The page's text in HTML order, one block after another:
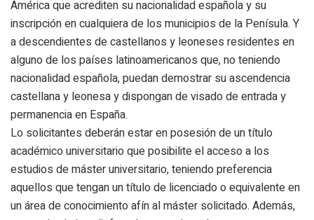
América que acrediten su nacionalidad española y su
inscripción en cualquiera de los municipios de la Penísula. Y
a descendientes de castellanos y leoneses residentes en
alguno de los países latinoamericanos que, no teniendo
nacionalidad española, puedan demostrar su ascendencia
castellana y leonesa y dispongan de visado de entrada y
permanencia en España.
Lo solicitantes deberán estar en posesión de un título
académico universitario que posibilite el acceso a los
estudios de máster universitario, teniendo preferencia
aquellos que tengan un título de licenciado o equivalente en
un área de conocimiento afín al máster solicitado. Además,